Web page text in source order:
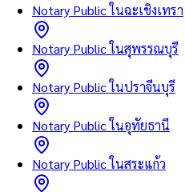
Notary Public ในฉะเชิงเทรา
Notary Public ในสุพรรณบุรี
Notary Public ในปราจีนบุรี
Notary Public ในอุทัยธานี
Notary Public ในสระแก้ว